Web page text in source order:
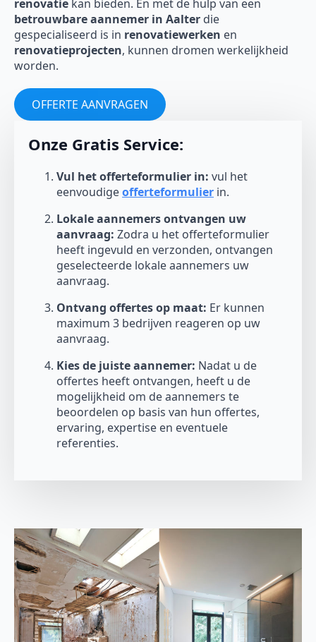
renovatie kan bieden. En met de hulp van een
betrouwbare aannemer in Aalter die
gespecialiseerd is in renovatiewerken en
renovatieprojecten, kunnen dromen werkelijkheid
worden.
OFFERTE AANVRAGEN
Onze Gratis Service:
Vul het offerteformulier in: vul het
eenvoudigeofferteformulier in.
Lokale aannemers ontvangen uw
aanvraag: Zodra u het offerteformulier
heeft ingevuld en verzonden, ontvangen
geselecteerde lokale aannemers uw
aanvraag.
Ontvang offertes op maat: Er kunnen
maximum 3 bedrijven reageren op uw
aanvraag.
Kies de juiste aannemer: Nadat u de
offertes heeft ontvangen, heeft u de
mogelijkheid om de aannemers te
beoordelen op basis van hun offertes,
ervaring, expertise en eventuele
referenties.